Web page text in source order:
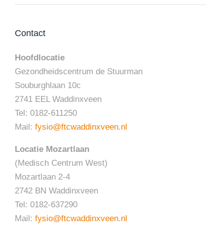
Contact
Hoofdlocatie
Gezondheidscentrum de Stuurman
Souburghlaan 10c
2741 EEL Waddinxveen
Tel: 0182-611250
Mail: fysio@ftcwaddinxveen.nl
Locatie Mozartlaan
(Medisch Centrum West)
Mozartlaan 2-4
2742 BN Waddinxveen
Tel: 0182-637290
Mail: fysio@ftcwaddinxveen.nl